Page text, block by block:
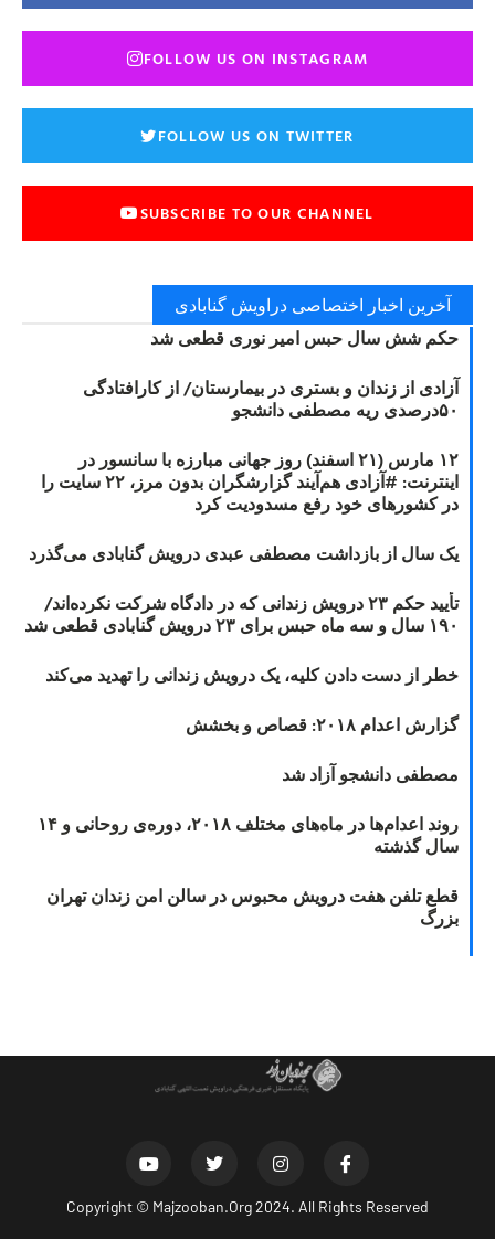
FOLLOW US ON INSTAGRAM
FOLLOW US ON TWITTER
SUBSCRIBE TO OUR CHANNEL
آخرین اخبار اختصاصی دراویش گنابادی
حکم شش سال حبس امیر نوری قطعی شد
آزادی از زندان و بستری در بیمارستان/ از کارافتادگی
۵۰درصدی ریه مصطفی دانشجو
۱۲ مارس (۲۱ اسفند) روز جهانی مبارزه با سانسور در
اینترنت: #آزادی هم‌آیند گزارشگران‌ بدون مرز، ۲۲ سایت را
در کشورهای خود رفع مسدودیت کرد
یک سال از بازداشت مصطفی عبدی درویش گنابادی می‌گذرد
تأیید حکم ۲۳ درویش زندانی که در دادگاه شرکت نکرده‌اند/
۱۹۰ سال و سه ماه حبس برای ۲۳ درویش گنابادی قطعی شد
خطر از دست دادن کلیه، یک درویش زندانی را تهدید می‌کند
گزارش اعدام ۲۰۱۸: قصاص و بخشش
مصطفی دانشجو آزاد شد
روند اعدام‌ها در ماه‌های مختلف ۲۰۱۸، دوره‌ی روحانی و ۱۴
سال گذشته
قطع تلفن هفت درویش محبوس در سالن امن زندان تهران
بزرگ
Copyright © Majzooban.Org2024. All Rights Reserved